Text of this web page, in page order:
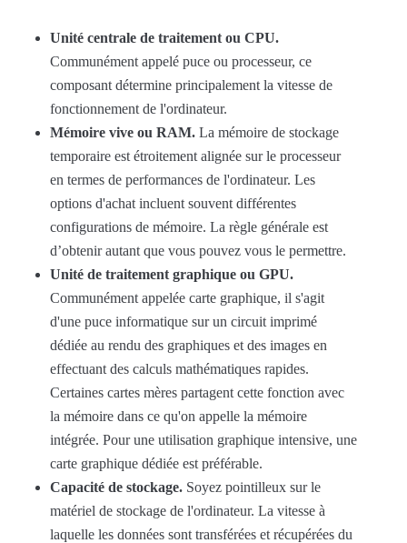
Unité centrale de traitement ou CPU.
Communément appelé puce ou processeur, ce
composant détermine principalement la vitesse de
fonctionnement de l'ordinateur.
Mémoire vive ou RAM. La mémoire de stockage
temporaire est étroitement alignée sur le processeur
en termes de performances de l'ordinateur. Les
options d'achat incluent souvent différentes
configurations de mémoire. La règle générale est
d’obtenir autant que vous pouvez vous le permettre.
Unité de traitement graphique ou GPU.
Communément appelée carte graphique, il s'agit
d'une puce informatique sur un circuit imprimé
dédiée au rendu des graphiques et des images en
effectuant des calculs mathématiques rapides.
Certaines cartes mères partagent cette fonction avec
la mémoire dans ce qu'on appelle la mémoire
intégrée. Pour une utilisation graphique intensive, une
carte graphique dédiée est préférable.
Capacité de stockage. Soyez pointilleux sur le
matériel de stockage de l'ordinateur. La vitesse à
laquelle les données sont transférées et récupérées du